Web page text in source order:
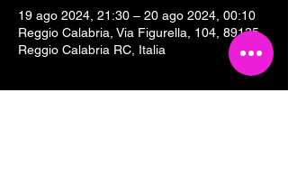
19 ago 2024, 21:30 – 20 ago 2024, 00:10
Reggio Calabria, Via Figurella, 104, 89135
Reggio Calabria RC, Italia